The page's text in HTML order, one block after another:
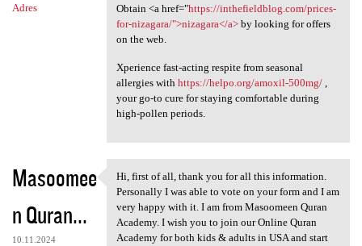
Adres Obtain <a href="https://inthefieldblog.com/prices-
for-nizagara/">nizagara</a>by looking for offers
on the web.
Xperience fast-acting respite from seasonal
allergies with https://helpo.org/amoxil-500mg/,
your go-to cure for staying comfortable during
high-pollen periods.
Masoomee
n Quran...
10.11.2024
Hi, first of all, thank you
Hi, first of all, thank you for all this information.
Personally I was able to vote on your form and I am
very happy with it. I am from Masoomeen Quran
Academy. I wish you to join our Online Quran
Academy for both kids & adults in USA and start